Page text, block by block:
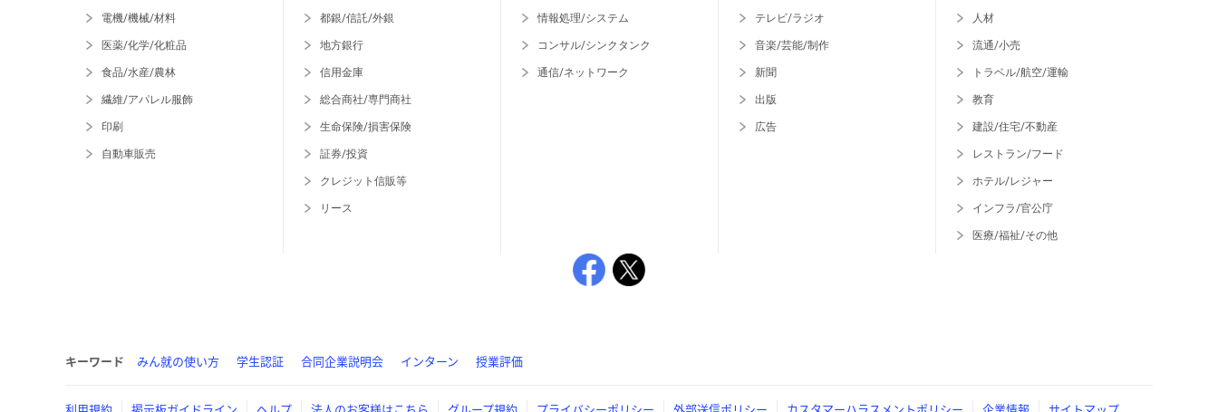
電機/機械/材料
医薬/化学/化粧品
食品/水産/農林
繊維/アパレル服飾
印刷
自動車販売
都銀/信託/外銀
地方銀行
信用金庫
総合商社/専門商社
生命保険/損害保険
証券/投資
クレジット信販等
リース
情報処理/システム
コンサル/シンクタンク
通信/ネットワーク
テレビ/ラジオ
音楽/芸能/制作
新聞
出版
広告
人材
流通/小売
トラベル/航空/運輸
教育
建設/住宅/不動産
レストラン/フード
ホテル/レジャー
インフラ/官公庁
医療/福祉/その他
キーワード みん就の使い方 学生認証 合同企業説明会 インターン 授業評価